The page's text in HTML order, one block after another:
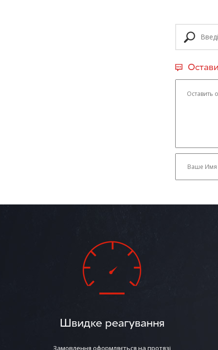
Швидке реагування
Замовлення оформляється на протязі